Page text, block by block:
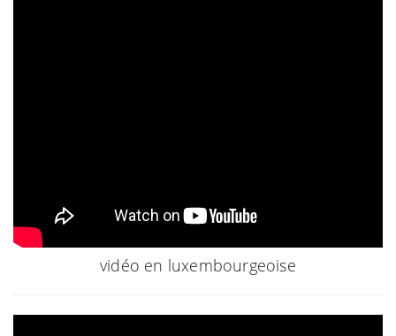
vidéo en luxembourgeoise